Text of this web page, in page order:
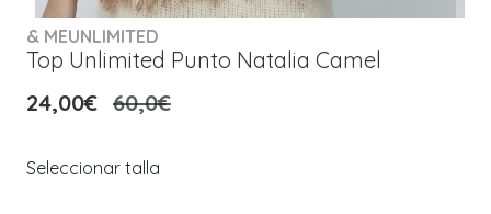
& MEUNLIMITED
Top Unlimited Punto Natalia Camel
24,00€ 60,0€
Seleccionar talla